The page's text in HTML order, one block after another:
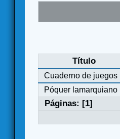
Título
Cuaderno de juegos
Póquer lamarquiano
Páginas: [1]